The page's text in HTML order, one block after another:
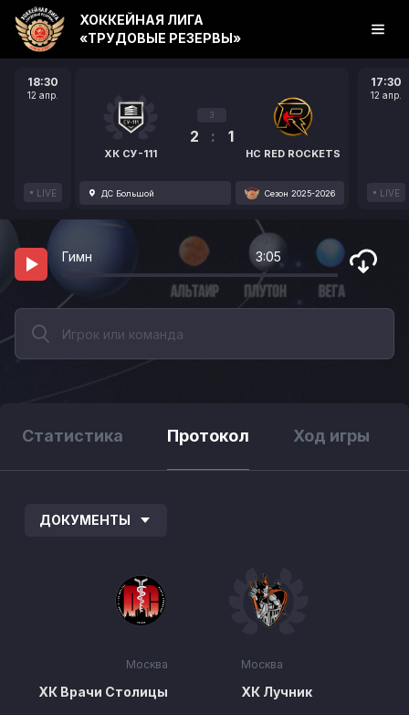
18:30
12 апр.
LIVE
ХК СУ-111
3
2 : 1
HC RED ROCKETS
ДС Большой Сезон 2025-2026
17:30
12 апр.
LIVE
ХОККЕЙНАЯ ЛИГА
«ТРУДОВЫЕ РЕЗЕРВЫ»
Гимн 3:05
Статистика Протокол Ход игры
ДОКУМЕНТЫ
Москва
ХК Врачи Столицы
Москва
ХК Лучник